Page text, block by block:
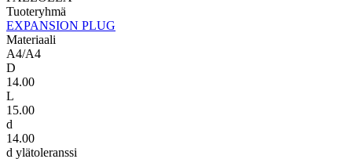
Tuoteryhmä
EXPANSION PLUG
Materiaali
A4/A4
D
14.00
L
15.00
d
14.00
d ylätoleranssi